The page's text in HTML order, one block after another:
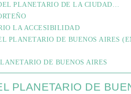
PLANETARIO DE LA CIUDAD…
LA ACCESIBILIDAD
PLANETARIO DE BUENOS AIRES
DE BUENOS AIRES
PLANETARIO DE